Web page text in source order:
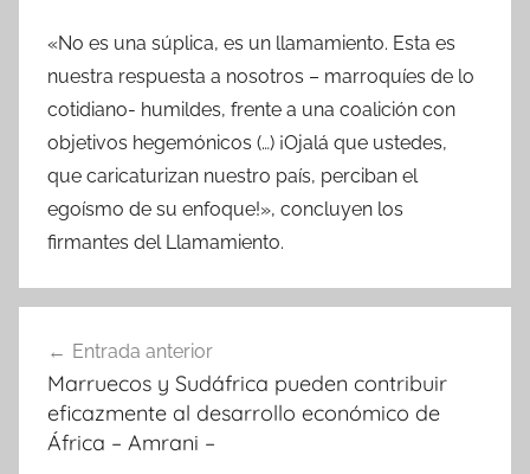
«No es una súplica, es un llamamiento. Esta es
nuestra respuesta a nosotros – marroquíes de lo
cotidiano- humildes, frente a una coalición con
objetivos hegemónicos (…) ¡Ojalá que ustedes,
que caricaturizan nuestro país, perciban el
egoísmo de su enfoque!», concluyen los
firmantes del Llamamiento.
de
entradas
Entrada anterior
Marruecos y Sudáfrica pueden contribuir
eficazmente al desarrollo económico de
África – Amrani –